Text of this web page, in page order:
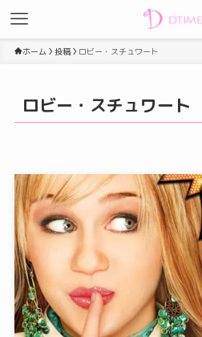
ホーム 投稿 ロビー・スチュワート
ロビー・スチュワート